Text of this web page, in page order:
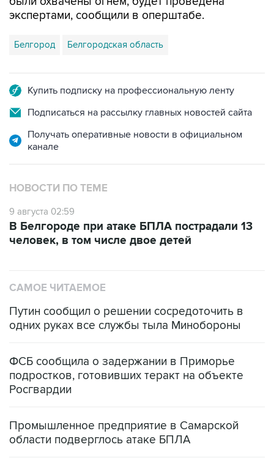
экспертами, сообщили в оперштабе.
Белгород Белгородская область
Купить подписку на профессиональную ленту
Подписаться на рассылку главных новостей сайта
Получать оперативные новости в официальном
канале
НОВОСТИ ПО ТЕМЕ
9 августа 02:59
В Белгороде при атаке БПЛА пострадали 13
человек, в том числе двое детей
САМОЕ ЧИТАЕМОЕ
Путин сообщил о решении сосредоточить в
одних руках все службы тыла Минобороны
ФСБ сообщила о задержании в Приморье
подростков, готовивших теракт на объекте
Росгвардии
Промышленное предприятие в Самарской
области подверглось атаке БПЛА